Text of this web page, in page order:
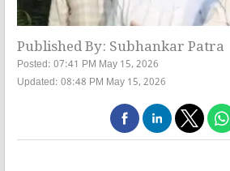
Published By: Subhankar Patra
Posted: 07:41 PM May 15, 2026
Updated: 08:48 PM May 15, 2026